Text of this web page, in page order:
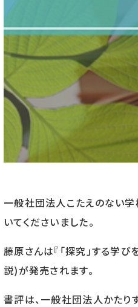
一般社団法人こたえのない学
いてくださいました。
藤原さんは『「探究」する学
説)が発売されます。
書評は、一般社団法人かたり